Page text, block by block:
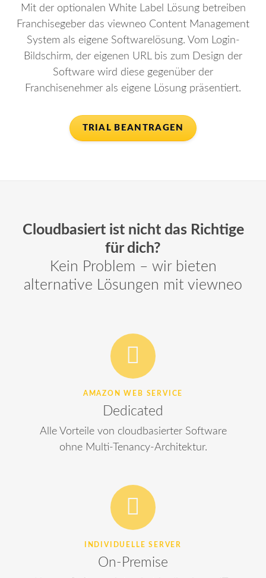
Mit der optionalen White Label Lösung betreiben
Franchisegeber das viewneo Content Management
System als eigene Softwarelösung. Vom Login-
Bildschirm, der eigenen URL bis zum Design der
Software wird diese gegenüber der
Franchisenehmer als eigene Lösung präsentiert.
TRIAL BEANTRAGEN
Cloudbasiert ist nicht das Richtige
für dich?
Kein Problem – wir bieten
alternative Lösungen mit viewneo
AMAZON WEB SERVICE
Dedicated
Alle Vorteile von cloudbasierter Software
ohne Multi-Tenancy-Architektur.
INDIVIDUELLE SERVER
On-Premise